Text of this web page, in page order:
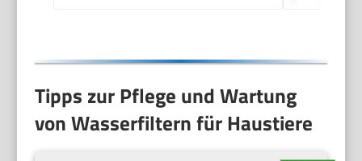
Tipps zur Pflege und Wartung
von Wasserfiltern für Haustiere